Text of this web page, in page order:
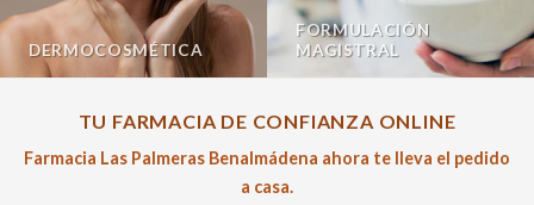
DERMOCOSMÉTICA
FORMULACIÓN
MAGISTRAL
TU FARMACIA DE CONFIANZA ONLINE
Farmacia Las Palmeras Benalmádena ahora te lleva el pedido
a casa.